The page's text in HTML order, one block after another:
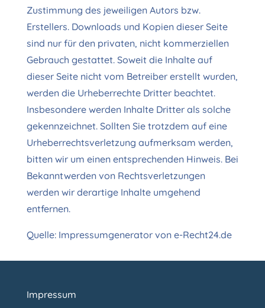
Zustimmung des jeweiligen Autors bzw.
Erstellers. Downloads und Kopien dieser Seite
sind nur für den privaten, nicht kommerziellen
Gebrauch gestattet. Soweit die Inhalte auf
dieser Seite nicht vom Betreiber erstellt wurden,
werden die Urheberrechte Dritter beachtet.
Insbesondere werden Inhalte Dritter als solche
gekennzeichnet. Sollten Sie trotzdem auf eine
Urheberrechtsverletzung aufmerksam werden,
bitten wir um einen entsprechenden Hinweis. Bei
Bekanntwerden von Rechtsverletzungen
werden wir derartige Inhalte umgehend
entfernen.
Quelle: Impressumgenerator von e-Recht24.de
Impressum